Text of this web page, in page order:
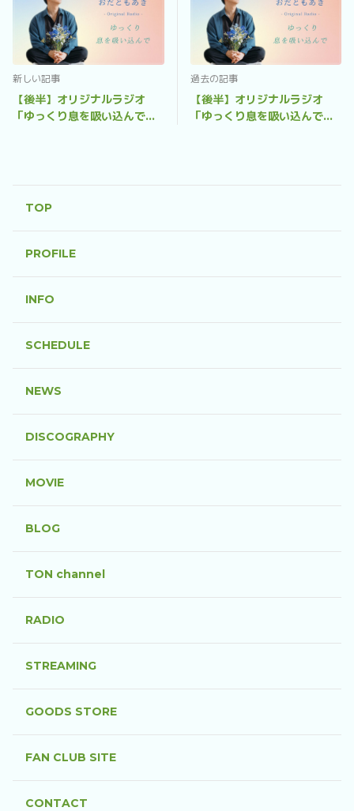
新しい記事
【後半】オリジナルラジオ
「ゆっくり息を吸い込んで」
過去の記事
【後半】オリジナルラジオ
「ゆっくり息を吸い込んで」
TOP
PROFILE
INFO
SCHEDULE
NEWS
DISCOGRAPHY
MOVIE
BLOG
TON channel
RADIO
STREAMING
GOODS STORE
FAN CLUB SITE
CONTACT